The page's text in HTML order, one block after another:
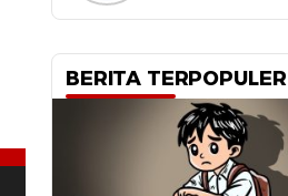
BERITA TERPOPULER